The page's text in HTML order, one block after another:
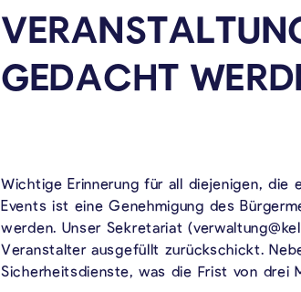
GEDACHT
Wichtige Erinnerung für all diejenigen,
Events ist eine Genehmigung des
werden. Unser Sekretariat
Veranstalter ausgefüllt zurückschickt.
Sicherheitsdienste, was die Frist von drei